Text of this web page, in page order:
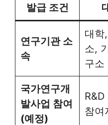
발급 조건
연구기관 소
속
대학
소,
구소
국가연구개
발사업 참여
(예정)
R&D
참여